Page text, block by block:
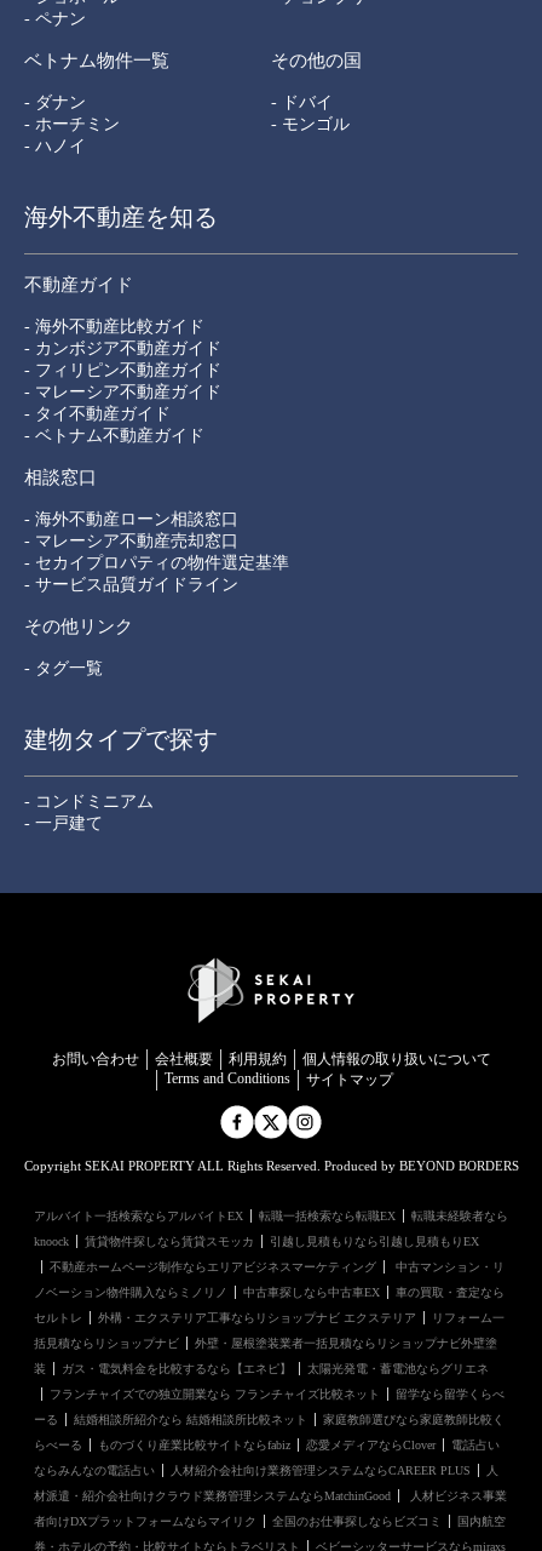
- ペナン
ベトナム物件一覧
- ダナン
- ホーチミン
- ハノイ
その他の国
- ドバイ
- モンゴル
海外不動産を知る
不動産ガイド
- 海外不動産比較ガイド
- カンボジア不動産ガイド
- フィリピン不動産ガイド
- マレーシア不動産ガイド
- タイ不動産ガイド
- ベトナム不動産ガイド
相談窓口
- 海外不動産ローン相談窓口
- マレーシア不動産売却窓口
- セカイプロパティの物件選定基準
- サービス品質ガイドライン
その他リンク
- タグ一覧
建物タイプで探す
- コンドミニアム
- 一戸建て
お問い合わせ 会社概要 利用規約
個⼈情報の取り扱いについて
Terms and Conditions
サイトマップ
Copyright SEKAI PROPERTY ALL Rights Reserved. Produced by BEYOND BORDERS
アルバイト一括検索ならアルバイトEX 転職一括検索なら転職EX
転職未経験者なら
knoock
賃貸物件探しなら賃貸スモッカ
引越し見積もりなら引越し見積もりEX
不動産ホームページ制作ならエリアビジネスマーケティング
中古マンション・リ
ノベーション物件購入ならミノリノ
中古車探しなら中古車EX
車の買取・査定なら
セルトレ
外構・エクステリア工事ならリショップナビ エクステリア
リフォーム一
括見積ならリショップナビ
外壁・屋根塗装業者一括見積ならリショップナビ外壁塗
装
ガス・電気料金を比較するなら【エネピ】
太陽光発電・蓄電池ならグリエネ
フランチャイズでの独立開業なら フランチャイズ比較ネット
留学なら留学くらべ
ーる
結婚相談所紹介なら 結婚相談所比較ネット
家庭教師選びなら家庭教師比較く
らべーる
ものづくり産業比較サイトならfabiz 恋愛メディアならClover
電話占い
ならみんなの電話占い
人材紹介会社向け業務管理システムならCAREER PLUS
人
材派遣・紹介会社向けクラウド業務管理システムならMatchinGood
人材ビジネス事業
者向けDXプラットフォームならマイリク
全国のお仕事探しならビズコミ
国内航空
券・ホテルの予約・比較サイトならトラベリスト
ベビーシッターサービスならmiraxs